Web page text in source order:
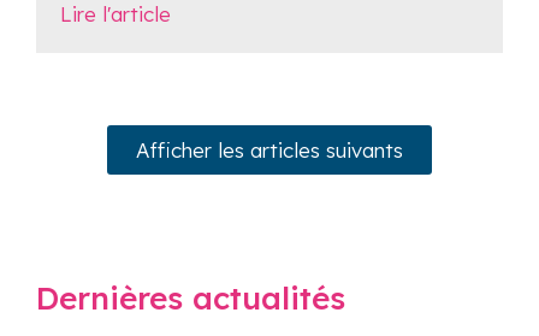
Lire l'article
Afficher les articles suivants
Dernières actualités